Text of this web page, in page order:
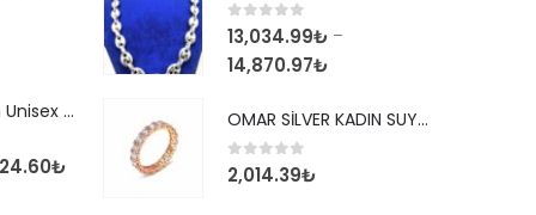
925 Ayar İtalyan Unisex Tondo 3,00 mm Kolye Zincir
₺
0out of 5
13,034.99₺ –
14,870.97₺
OMAR SİLVER KADIN SUYOLU TAMTUR GÜMÜŞ ROSE YÜZÜK SU YOLU TAMTUR YÜZÜK Omr8149
0 out of 5
2,014.39₺